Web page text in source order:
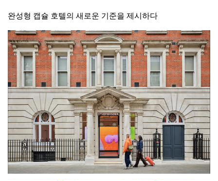
완성형 캡슐 호텔의 새로운 기준을 제시하다